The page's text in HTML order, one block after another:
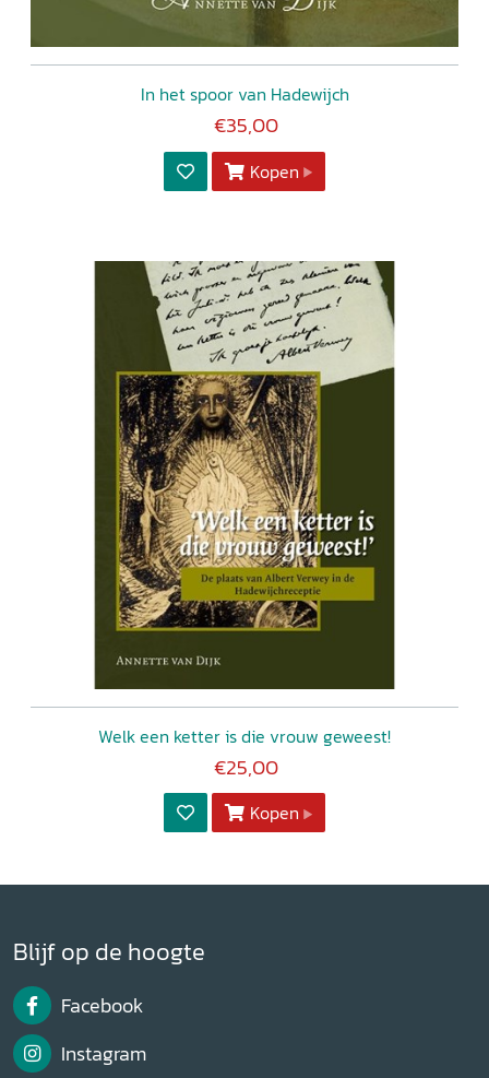
In het spoor van Hadewijch
€35,00
Kopen
Welk een ketter is die vrouw geweest!
€25,00
Kopen
Blijf op de hoogte
Facebook
Instagram